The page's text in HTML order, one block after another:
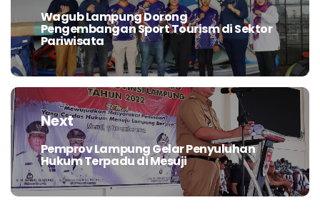
Previous
post:
Wagub Lampung Dorong
Pengembangan Sport Tourism di Sektor
Pariwisata
Next
Next
post:
Pemprov Lampung Gelar Penyuluhan
Hukum Terpadu di Mesuji